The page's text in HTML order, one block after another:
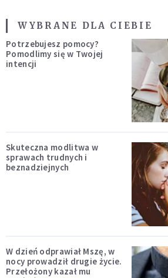
WYBRANE DLA CIEBIE
Potrzebujesz pomocy?
Pomodlimy się w Twojej
intencji
Skuteczna modlitwa w
sprawach trudnych i
beznadziejnych
W dzień odprawiał Mszę, w
nocy prowadził drugie życie.
Przełożony kazał mu